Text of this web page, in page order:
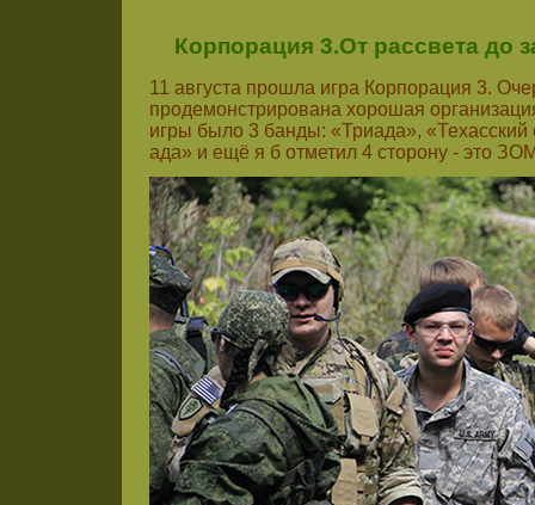
Корпорация 3.От рассвета до
11 августа прошла игра Корпорация 3.
продемонстрирована хорошая
игры было 3 банды: «Триада», «Техасский
ада» и ещё я б отметил 4 сторону - это